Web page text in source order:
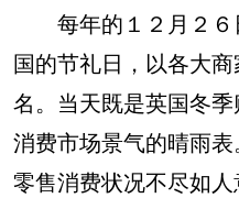
每年的１２月２６
国的节礼日，以各大
名。当天既是英国冬
消费市场景气的晴雨
零售消费状况不尽如